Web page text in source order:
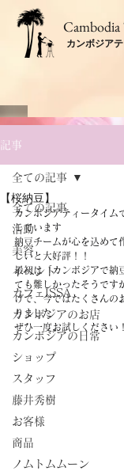
​Cambodia
カンボジア
記事
全ての記事
活動
美容
イベント
カフェISSA
カンボジアのお店
カンボジアの日常
ショップ
スタッフ
藤井秀樹
お客様
商品
ノムトムムーン
全ての記事
【桜納豆】
カンボジアティータイム
しています
納豆チームが心を込めて
しいと大好評！！
最初は「カンボジアで納
ても難しかったそうです
げで、今ではたくさんの
りました
ぜひ一度お試しください！